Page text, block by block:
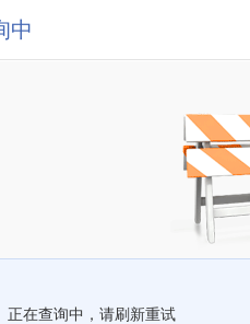
中
正在查询中，请刷新重试